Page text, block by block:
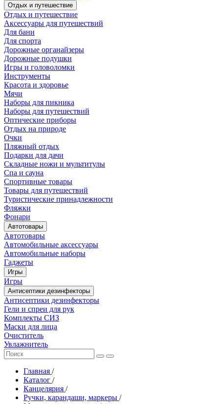
Отдых и путешествие
Отдых и путешествие
Аксессуары для путешествий
Для бани
Для спорта
Дорожные органайзеры
Дорожные подушки
Игры и головоломки
Инструменты
Красота и здоровье
Мячи
Наборы для пикника
Наборы для путешествий
Оптические приборы
Отдых на природе
Очки
Пляжный отдых
Подарки для дачи
Складные ножи и мультитулы
Спа и сауна
Спортивные товары
Товары для путешествий
Туристические принадлежности
Фляжки
Фонари
Автотовары
Автотовары
Автомобильные аксессуары
Автомобильные наборы
Гаджеты
Игры
Игры
Антисептики дезинфекторы
Антисептики дезинфекторы
Гели и спреи для рук
Комплекты СИЗ
Маски для лица
Очиститель
Увлажнитель
Главная /
Каталог /
Канцелярия /
Ручки, карандаши, маркеры /